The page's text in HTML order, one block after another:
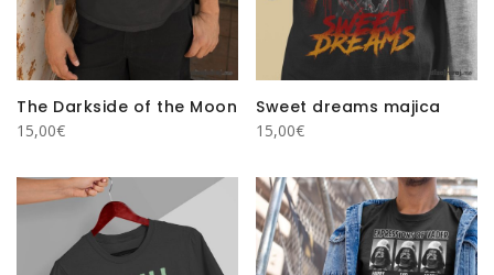
The Darkside of the Moon
15,00€
Sweet dreams majica
15,00€